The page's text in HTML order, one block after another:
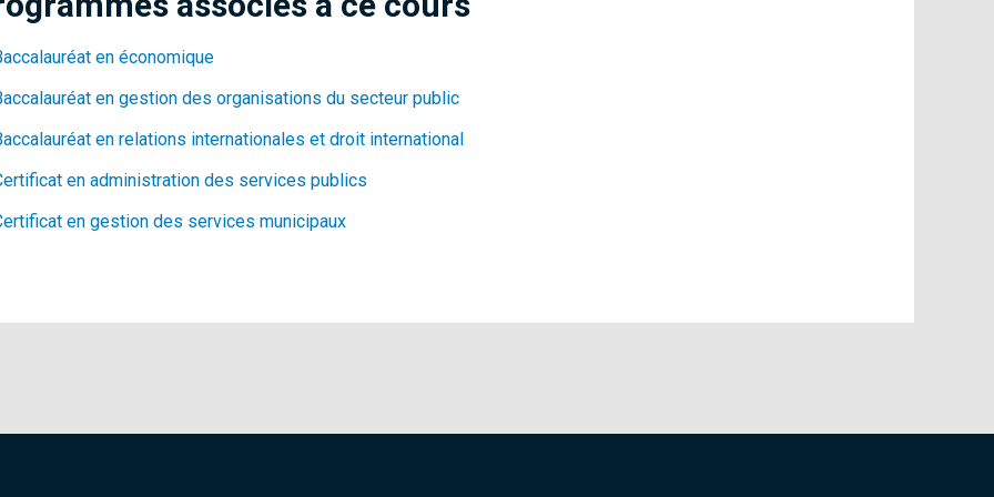
en économique
en gestion des organisations du secteur public
en relations internationales et droit international
en administration des services publics
en gestion des services municipaux